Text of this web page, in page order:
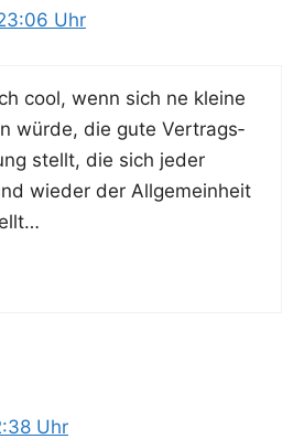
Uhr
cool, wenn sich ne klei­ne
wür­de, die gute Ver­trags­
stellt, die sich jeder
wie­der der All­ge­mein­heit
Uhr